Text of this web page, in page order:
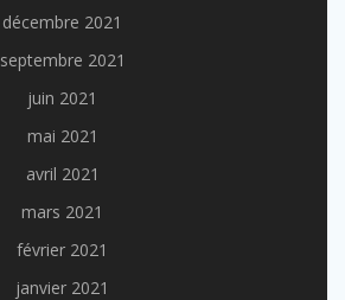
décembre 2021
septembre 2021
juin 2021
mai 2021
avril 2021
mars 2021
février 2021
janvier 2021